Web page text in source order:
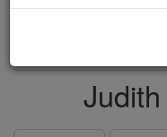
and keep Catholic